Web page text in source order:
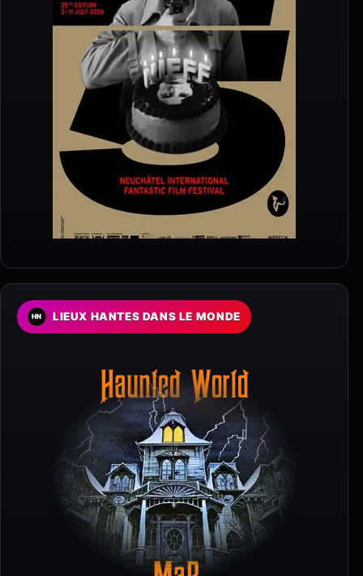
LIEUX HANTES DANS LE MONDE